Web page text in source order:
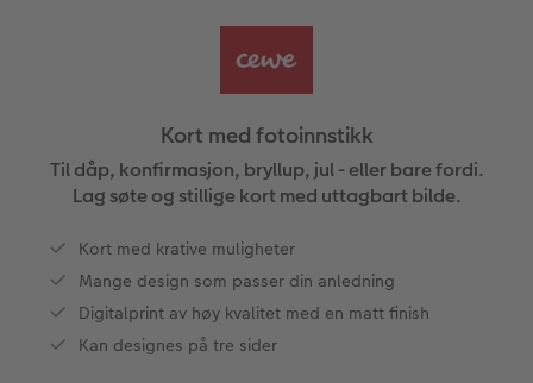
Anledninger
Best i test
Gratis bildelagring
CEWE FOTOBOK Color pop
Bilde på skumplate
Bilde på akrylglass
Fotoplakat med kart
Fotoplakat med plakatlist
Fotoplakat standardpapir
Fotoklistremerker
Fremkall engangskameraet
Digitalisering
Fotomagneter
Fyll selv gaveeske
Mobildeksler
Ekspresskalender
Andre fototjenester i butikk
Design selv
Fotokort
Postkort
Kort med fotoinnstikk
Inspirasjon
Gratis bildelagring
Tilbehør
Kort med fotoinnstikk
Til dåp, konfirmasjon, bryllup, jul - eller bare fordi.
Lag søte og stillige kort med uttagbart bilde.
Kort med krative muligheter
Mange design som passer din anledning
Digitalprint av høy kvalitet med en matt finish
Kan designes på tre sider